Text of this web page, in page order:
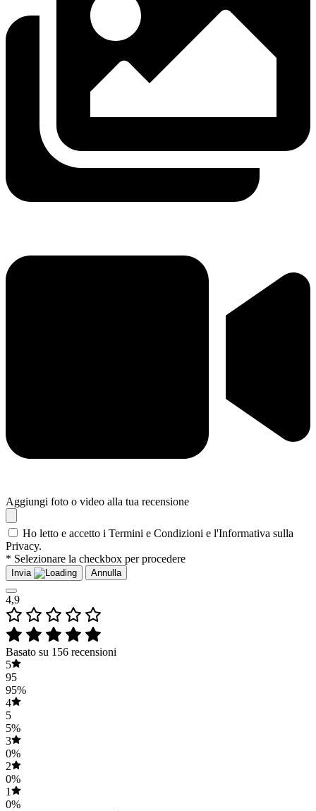
Aggiungi foto o video alla tua recensione
Ho letto e accetto i Termini e Condizioni e l'Informativa sulla
Privacy.
* Selezionare la checkbox per procedere
Invia Annulla
4,9
Basato su 156 recensioni
5
95
95%
4
5
5%
3
0%
2
0%
1
0%